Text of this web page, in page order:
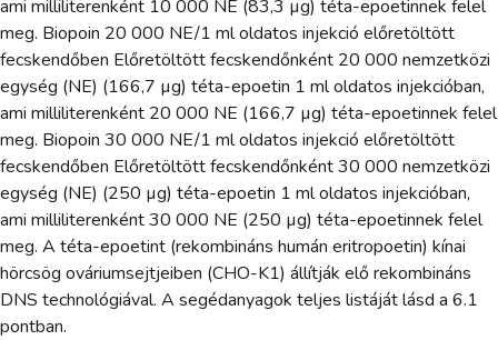
ami milliliterenként 10 000 NE (83,3 µg) téta-epoetinnek felel
meg. Biopoin 20 000 NE/1 ml oldatos injekció előretöltött
fecskendőben Előretöltött fecskendőnként 20 000 nemzetközi
egység (NE) (166,7 µg) téta-epoetin 1 ml oldatos injekcióban,
ami milliliterenként 20 000 NE (166,7 µg) téta-epoetinnek felel
meg. Biopoin 30 000 NE/1 ml oldatos injekció előretöltött
fecskendőben Előretöltött fecskendőnként 30 000 nemzetközi
egység (NE) (250 µg) téta-epoetin 1 ml oldatos injekcióban,
ami milliliterenként 30 000 NE (250 µg) téta-epoetinnek felel
meg. A téta-epoetint (rekombináns humán eritropoetin) kínai
hörcsög ováriumsejtjeiben (CHO-K1) állítják elő rekombináns
DNS technológiával. A segédanyagok teljes listáját lásd a 6.1
pontban.